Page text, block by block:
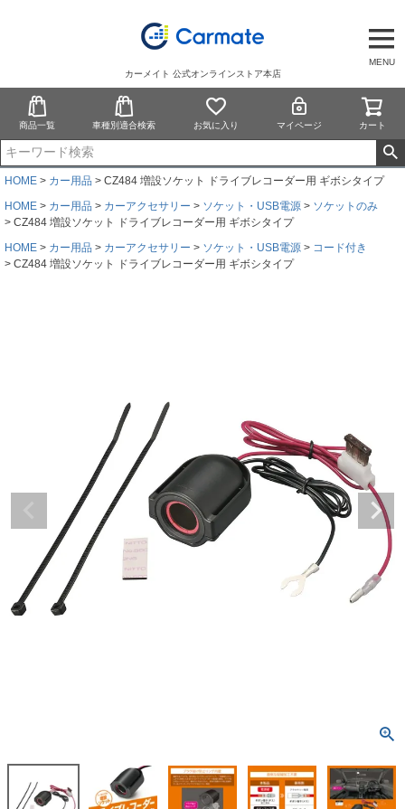
MENU
カーメイト 公式オンラインストア本店
商品一覧 車種別適合検索 お気に入り マイページ カート
HOME カー用品
CZ484 増設ソケット ドライブレコーダー用 ギボシタイプ
HOME
カー用品 カーアクセサリー ソケット・USB電源
ソケットのみ
CZ484 増設ソケット ドライブレコーダー用 ギボシタイプ
HOME
カー用品 カーアクセサリー ソケット・USB電源
コード付き
CZ484 増設ソケット ドライブレコーダー用 ギボシタイプ